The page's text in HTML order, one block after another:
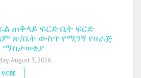
ጠቅላይ ፍርድ ቤት ፍርድ
ጽ/ቤት ውስጥ የሚገኝ የሀራጅ
ማስታወቂያ
August 3, 2026
MORE